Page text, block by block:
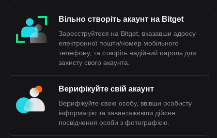
Вільно створіть акаунт на Bitget
Зареєструйтеся на Bitget, вказавши адресу
електронної пошти/номер мобільного
телефону, та створіть надійний пароль для
захисту свого акаунта.
Верифікуйте свій акаунт
Верифікуйте свою особу, ввівши особисту
інформацію та завантаживши дійсне
посвідчення особи з фотографією.